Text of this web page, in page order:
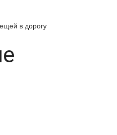
в дорогу